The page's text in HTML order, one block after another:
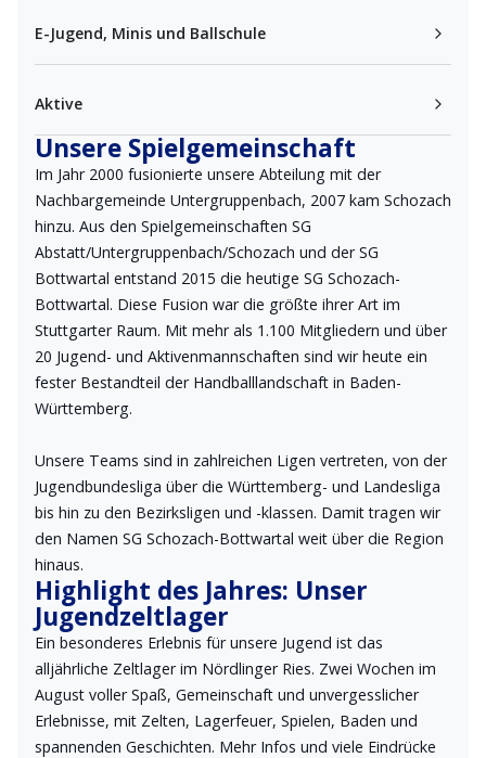
E-Jugend, Minis und Ballschule
Aktive
Unsere Spielgemeinschaft
Im Jahr 2000 fusionierte unsere Abteilung mit der
Nachbargemeinde Untergruppenbach, 2007 kam Schozach
hinzu. Aus den Spielgemeinschaften SG
Abstatt/Untergruppenbach/Schozach und der SG
Bottwartal entstand 2015 die heutige SG Schozach-
Bottwartal. Diese Fusion war die größte ihrer Art im
Stuttgarter Raum. Mit mehr als 1.100 Mitgliedern und über
20 Jugend- und Aktivenmannschaften sind wir heute ein
fester Bestandteil der Handballlandschaft in Baden-
Württemberg.
Unsere Teams sind in zahlreichen Ligen vertreten, von der
Jugendbundesliga über die Württemberg- und Landesliga
bis hin zu den Bezirksligen und -klassen. Damit tragen wir
den Namen SG Schozach-Bottwartal weit über die Region
hinaus.
Highlight des Jahres: Unser
Jugendzeltlager
Ein besonderes Erlebnis für unsere Jugend ist das
alljährliche Zeltlager im Nördlinger Ries. Zwei Wochen im
August voller Spaß, Gemeinschaft und unvergesslicher
Erlebnisse, mit Zelten, Lagerfeuer, Spielen, Baden und
spannenden Geschichten. Mehr Infos und viele Eindrücke